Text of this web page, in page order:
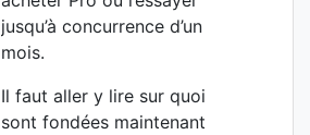
jusqu’à concurrence d’un
mois.
Il faut aller y lire sur quoi
sont fondées maintenant